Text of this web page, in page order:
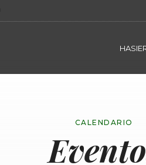
CALENDARIO